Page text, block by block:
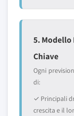
5. Modello
Chiave
Ogni
di:
✓ Principali
crescita e il